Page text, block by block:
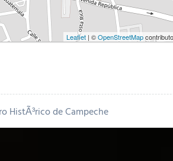
Leaflet | ©OpenStreetMap
HistÃ³rico de Campeche